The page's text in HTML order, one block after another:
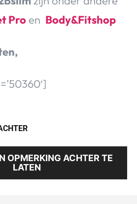
Pro en Body&Fitshop
OPMERKING ACHTER TE
LATEN